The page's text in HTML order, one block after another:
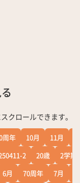
クロールできます。
周年 10月 11月
2 20歳
2学期
6月 70周年 7月